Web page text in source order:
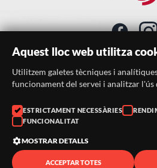
SUBSCRIU-TE AL
Telèfon:
Correu:
© 2026 ·FestaCatalunya — Tots
Aquest lloc web utilitza
Utilitzem galetes tècniques i
funcionament del servei i analitzar l'ús
ESTRICTAMENT NECESSÀRIES
FUNCIONALITAT
MOSTRAR DETALLS
ACCEPTAR TOTES